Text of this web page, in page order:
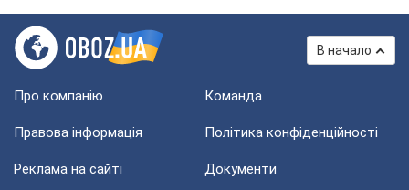
В начало
Про компанію Команда
Правова інформація Політика конфіденційності
Реклама на сайті Документи